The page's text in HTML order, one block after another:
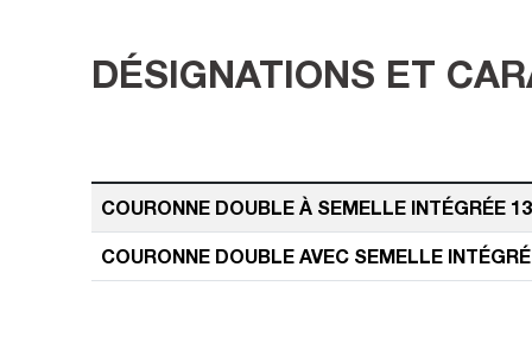
DÉSIGNATIONS ET
COURONNE DOUBLE À SEMELLE INTÉGRÉE
COURONNE DOUBLE AVEC SEMELLE